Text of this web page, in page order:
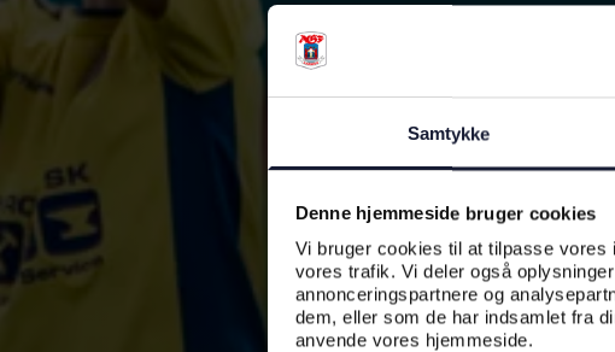
Samtykke
Denne hjemmeside bruger cookies
Vi bruger cookies til at tilpasse vores
vores trafik. Vi deler også
annonceringspartnere og
dem, eller som de har indsamlet fra
anvende vores hjemmeside.